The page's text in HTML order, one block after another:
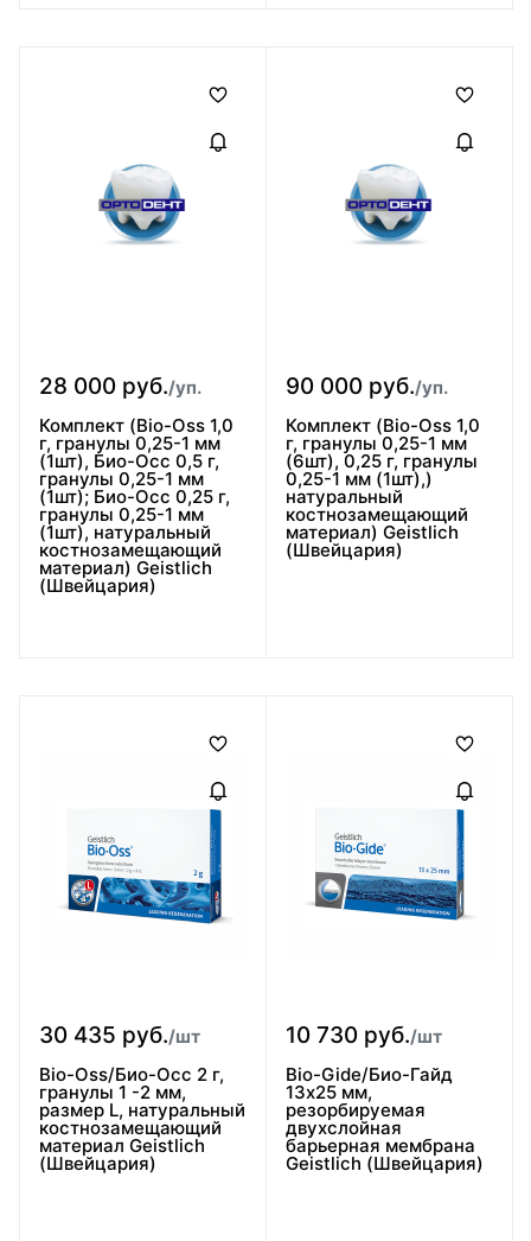
28 000 руб./уп.
Комплект (Bio-Oss 1,0
г, гранулы 0,25-1 мм
(1шт), Био-Осс 0,5 г,
гранулы 0,25-1 мм
(1шт); Био-Осс 0,25 г,
гранулы 0,25-1 мм
(1шт), натуральный
костнозамещающий
материал) Geistlich
(Швейцария)
90 000 руб./уп.
Комплект (Bio-Oss 1,0
г, гранулы 0,25-1 мм
(6шт), 0,25 г, гранулы
0,25-1 мм (1шт),)
натуральный
костнозамещающий
материал) Geistlich
(Швейцария)
30 435 руб./шт
Bio-Oss/Био-Осс 2 г,
гранулы 1 -2 мм,
размер L, натуральный
костнозамещающий
материал Geistlich
(Швейцария)
10 730 руб./шт
Bio-Gide/Био-Гайд
13x25 мм,
резорбируемая
двухслойная
барьерная мембрана
Geistlich (Швейцария)